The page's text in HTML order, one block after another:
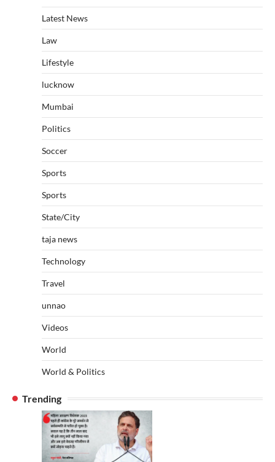
Latest News
Law
Lifestyle
lucknow
Mumbai
Politics
Soccer
Sports
Sports
State/City
taja news
Technology
Travel
unnao
Videos
World
World & Politics
Trending